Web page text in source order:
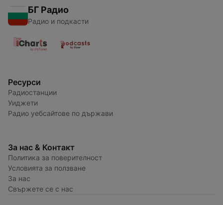
БГ Радио
Радио и подкасти
Ресурси
Радиостанции
Уиджети
Радио уебсайтове по държави
За нас & Контакт
Политика за поверителност
Условията за ползване
За нас
Свържете се с нас